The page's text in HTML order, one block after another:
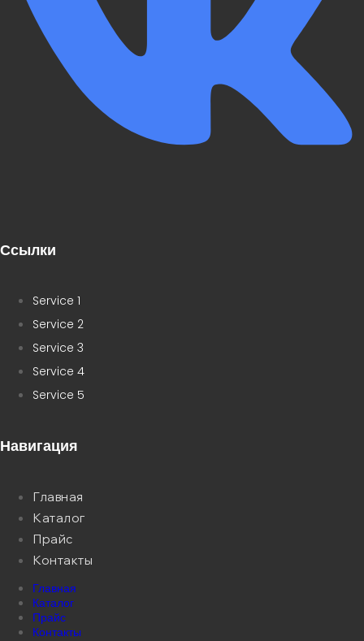
Ссылки
Service 1
Service 2
Service 3
Service 4
Service 5
Навигация
Главная
Каталог
Прайс
Контакты
Главная
Каталог
Прайс
Контакты